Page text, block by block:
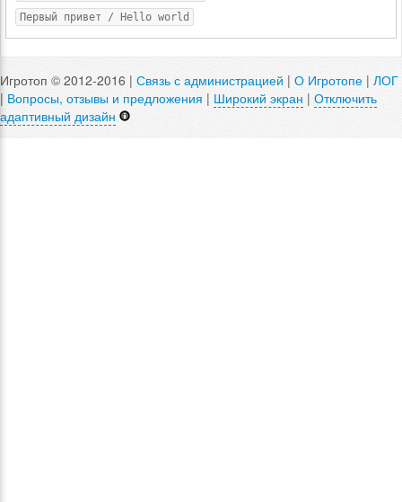
Первый привет / Hello world
Игротоп © 2012-2016 | Связь с администрацией | О Игротопе | ЛОГ
| Вопросы, отзывы и предложения | Широкий экран | Отключить
адаптивный дизайн